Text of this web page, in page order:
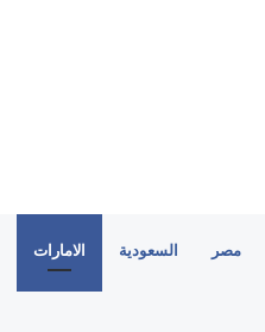
مصر السعودية الامارات